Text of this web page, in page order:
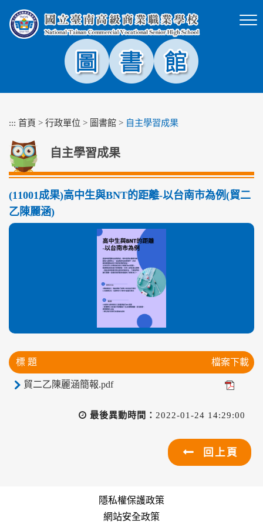
塊
::: 首頁 > 行政單位 > 圖書館 > 自主學習成果
自主學習成果
(11001成果)高中生與BNT的距離-以台南市為例(貿二
乙陳麗涵)
標 題 檔案下載
貿二乙陳麗涵簡報.pdf
最後異動時間： 2022-01-24 14:29:00
回上頁
隱私權保護政策
網站安全政策